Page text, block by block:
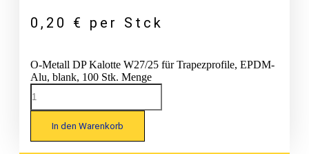
0,20 € per Stck
O-Metall DP Kalotte W27/25 für Trapezprofile, EPDM-
Alu, blank, 100 Stk. Menge
In den Warenkorb